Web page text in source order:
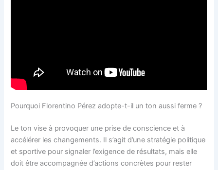
Pourquoi Florentino Pérez adopte-t-il un ton aussi ferme ?
Le ton vise à provoquer une prise de conscience et à
accélérer les changements. Il s’agit d’une stratégie politique
et sportive pour signaler l’exigence de résultats, mais elle
doit être accompagnée d’actions concrètes pour rester